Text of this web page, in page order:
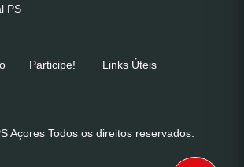
PS
Participe! Links Úteis
Açores Todos os direitos reservados.